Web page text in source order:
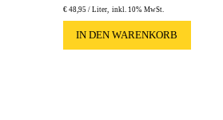
€ 48,95 / Liter inkl. 10% MwSt.
IN DEN WARENKORB